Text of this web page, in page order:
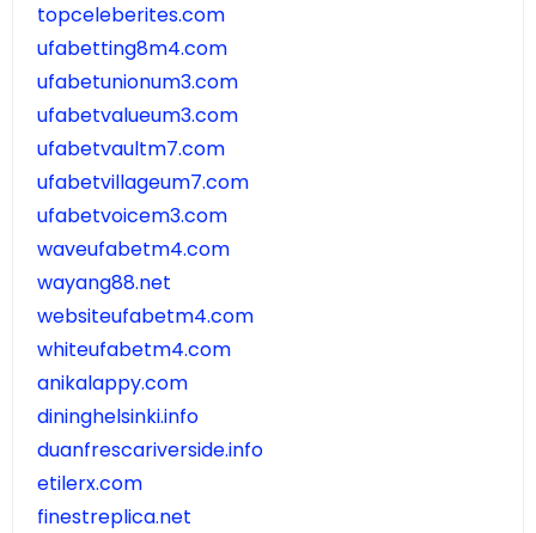
topceleberites.com
ufabetting8m4.com
ufabetunionum3.com
ufabetvalueum3.com
ufabetvaultm7.com
ufabetvillageum7.com
ufabetvoicem3.com
waveufabetm4.com
wayang88.net
websiteufabetm4.com
whiteufabetm4.com
anikalappy.com
dininghelsinki.info
duanfrescariverside.info
etilerx.com
finestreplica.net